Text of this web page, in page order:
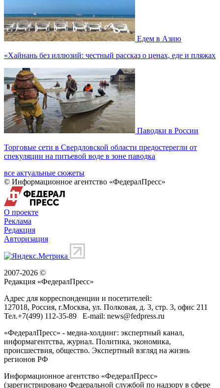
Едем в Азию
«Хайнань без иллюзий: честный рассказ о ценах, еде и пляжах
Паводки в России
Торговые сети в Свердловской области предостерегли от
спекуляции на питьевой воде в зоне паводка
все актуальные сюжеты
© Информационное агентство «ФедералПресс»
О проекте
Реклама
Редакция
Авторизация
2007-2026 ©
Редакция «ФедералПресс»
Адрес для корреспонденции и посетителей:
127018, Россия, г.Москва, ул. Полковая, д. 3, стр. 3, офис 211
Тел.+7(499) 112-35-89 E-mail: news@fedpress.ru
«ФедералПресс» - медиа-холдинг: экспертный канал,
информагентства, журнал. Политика, экономика,
происшествия, общество. Экспертный взгляд на жизнь
регионов РФ
Информационное агентство «ФедералПресс»
(зарегистрировано Федеральной службой по надзору в сфере